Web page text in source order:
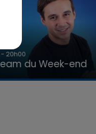
20h00
du Week-end